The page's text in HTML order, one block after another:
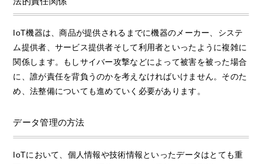
IoT機器は、商品が提供されるまでに機器のメーカー、システ
ム提供者、サービス提供者そして利用者といったように複雑に
関係します。もしサイバー攻撃などによって被害を被った場合
に、誰が責任を背負うのかを考えなければいけません。そのた
め、法整備についても進めていく必要があります。
データ管理の方法
IoTにおいて、個人情報や技術情報といったデータはとても重